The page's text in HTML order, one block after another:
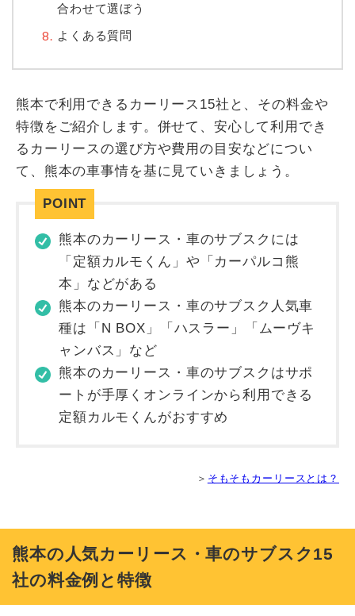
合わせて選ぼう
よくある質問
熊本で利用できるカーリース15社と、その料金や
特徴をご紹介します。併せて、安心して利用でき
るカーリースの選び方や費用の目安などについ
て、熊本の車事情を基に見ていきましょう。
熊本のカーリース・車のサブスクには
「定額カルモくん」や「カーパルコ熊
本」などがある
熊本のカーリース・車のサブスク人気車
種は「N BOX」「ハスラー」「ムーヴキ
ャンバス」など
熊本のカーリース・車のサブスクはサポ
ートが手厚くオンラインから利用できる
定額カルモくんがおすすめ
＞ そもそもカーリースとは？
熊本の人気カーリース・車のサブスク15
社の料金例と特徴